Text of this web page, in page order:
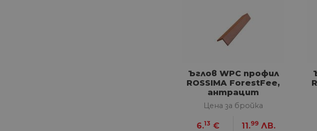
Ъглов WPC профил
ROSSIMA ForestFee,
антрацит
Цена за бройка
6.13 € 11.99 ЛВ.